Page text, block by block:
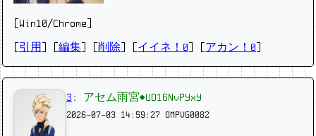
[Win10/Chrome]
引用 編集 削除 イイネ！0 アカン！0
3 : アセム雨宮◆UD16NvPYxY
2026-07-03 14:59:27 OMPVG0082